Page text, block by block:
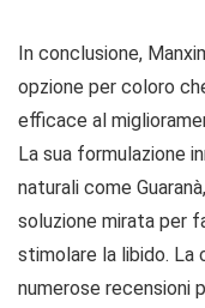
In conclusione,
opzione per coloro
efficace al
La sua formulazione
naturali come
soluzione mirata per
stimolare la libido.
numerose recensioni